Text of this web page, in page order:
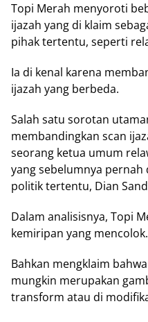
Topi Merah menyoroti
ijazah yang di klaim
pihak tertentu, seperti
Ia di kenal karena
ijazah yang berbeda.
Salah satu sorotan
membandingkan scan
seorang ketua umum
yang sebelumnya
politik tertentu, Dian
Dalam analisisnya, Topi
kemiripan yang mencolok.
Bahkan mengklaim
mungkin merupakan
transform atau di